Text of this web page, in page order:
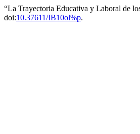
“La Trayectoria Educativa y Laboral de
doi:10.37611/IB10ol%p.